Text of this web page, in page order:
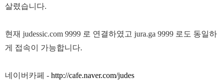
살렸습니다.
현재 judessic.com 9999 로 연결하였고 jura.ga 9999 로도 동일하
게 접속이 가능합니다.
네이버카페 - http://cafe.naver.com/judes